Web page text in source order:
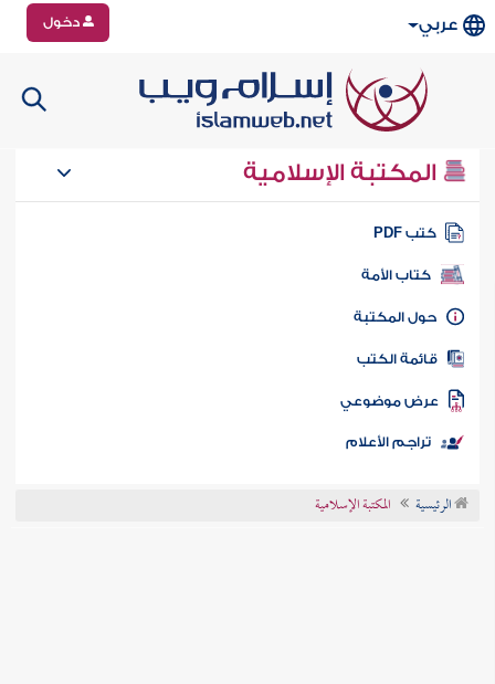
عربي دخول
المكتبة الإسلامية
كتب PDF
كتاب الأمة
المكتبة
الكتب
موضوعي
تراجم الأعلام
الرئيسية المكتبة الإسلامية